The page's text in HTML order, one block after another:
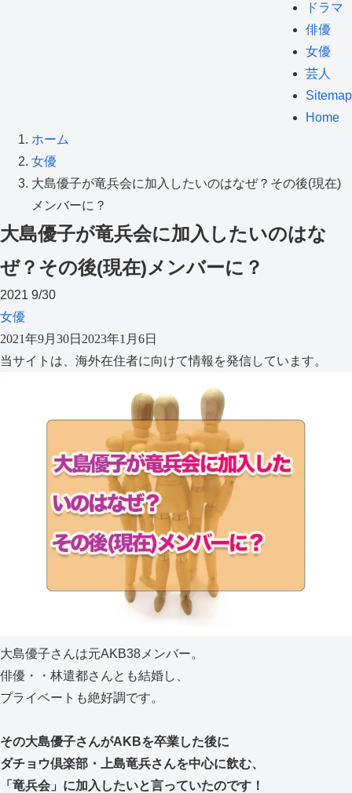
ドラマ
俳優
女優
芸人
Sitemap
Home
ホーム
女優
大島優子が竜兵会に加入したいのはなぜ？その後(現在)
メンバーに？
大島優子が竜兵会に加入したいのはな
ぜ？その後(現在)メンバーに？
2021 9/30
女優
2021年9月30日 2023年1月6日
当サイトは、海外在住者に向けて情報を発信しています。
大島優子さんは元AKB38メンバー。
俳優・・林遣都さんとも結婚し、
プライベートも絶好調です。
その大島優子さんがAKBを卒業した後に
ダチョウ倶楽部・上島竜兵さんを中心に飲む、
「竜兵会」に加入したいと言っていたのです！